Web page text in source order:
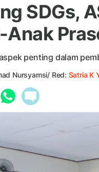
SDGs,
Anak
penting dalam
Nursyamsi/ Red: Satria K